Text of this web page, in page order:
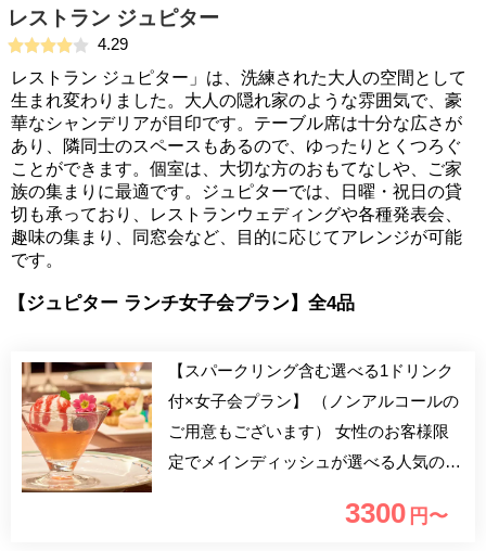
レストラン ジュピター
4.29
レストラン ジュピター」は、洗練された大人の空間として
生まれ変わりました。大人の隠れ家のような雰囲気で、豪
華なシャンデリアが目印です。テーブル席は十分な広さが
あり、隣同士のスペースもあるので、ゆったりとくつろぐ
ことができます。個室は、大切な方のおもてなしや、ご家
族の集まりに最適です。ジュピターでは、日曜・祝日の貸
切も承っており、レストランウェディングや各種発表会、
趣味の集まり、同窓会など、目的に応じてアレンジが可能
です。
【ジュピター ランチ女子会プラン】全4品
【スパークリング含む選べる1ドリンク
付×女子会プラン】 （ノンアルコールの
ご用意もございます） 女性のお客様限
定でメインディッシュが選べる人気のス
土曜日ランチタイム限定のお得なプラン
3300 円〜